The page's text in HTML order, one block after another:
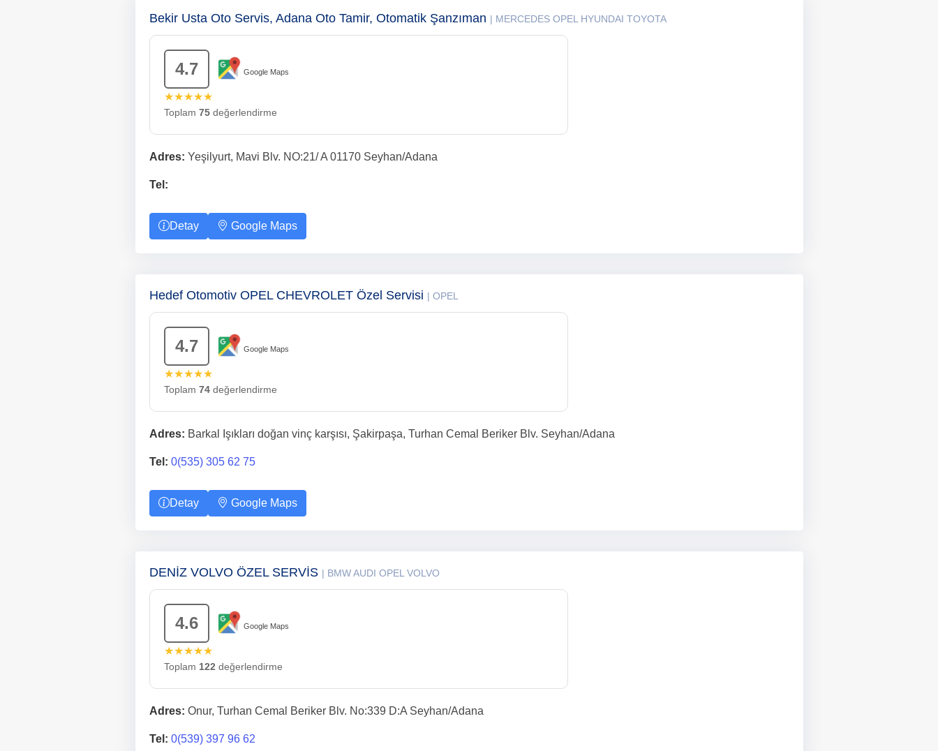
Bekir Usta Oto Servis, Adana Oto Tamir, Otomatik Şanzıman | MERCEDES OPEL HYUNDAI TOYOTA
4.7 Google Maps
★★★★★
Toplam 75değerlendirme
Adres: Yeşilyurt, Mavi Blv. NO:21/ A 01170 Seyhan/Adana
Tel:
Detay Google Maps
Hedef Otomotiv OPEL CHEVROLET Özel Servisi | OPEL
4.7 Google Maps
★★★★★
Toplam 74değerlendirme
Adres: Barkal Işıkları doğan vinç karşısı, Şakirpaşa, Turhan Cemal Beriker Blv. Seyhan/Adana
Tel: 0(535) 305 62 75
Detay Google Maps
DENİZ VOLVO ÖZEL SERVİS | BMW AUDI OPEL VOLVO
4.6 Google Maps
★★★★★
Toplam 122 değerlendirme
Adres: Onur, Turhan Cemal Beriker Blv. No:339 D:A Seyhan/Adana
Tel: 0(539) 397 96 62